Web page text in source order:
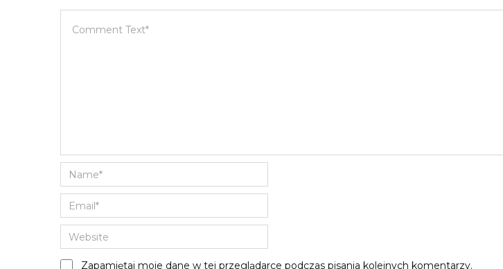
Zapamiętaj moje dane w tej przeglądarce podczas pisania kolejnych komentarzy.